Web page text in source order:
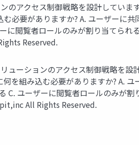
アクセス制御戦略を設計していま
必要がありますか? A. ユーザーに
閲覧者ロールのみが割り当てられ
Reserved.
ーションのアクセス制御戦略を設
を組み込む必要がありますか? A.
C. ユーザーに閲覧者ロールのみが
All Rights Reserved.